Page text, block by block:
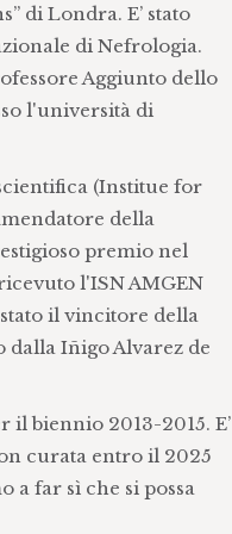
di Londra. E’ stato
di Nefrologia.
Aggiunto dello
l'università di
(Institue for
della
premio nel
l'ISN AMGEN
il vincitore della
Iñigo Alvarez de
biennio 2013-2015. E’
curata entro il 2025
a far sì che si possa